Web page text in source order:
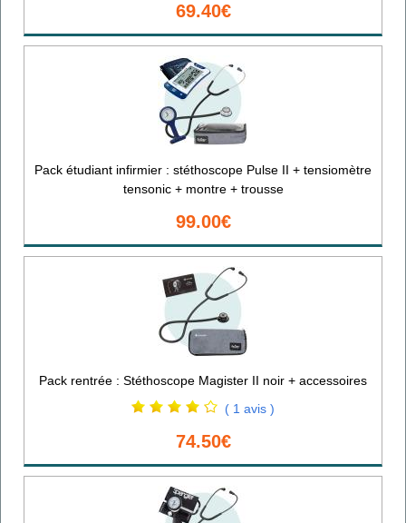
69.40€
Pack étudiant infirmier : stéthoscope Pulse II + tensiomètre
tensonic + montre + trousse
99.00€
Pack rentrée : Stéthoscope Magister II noir + accessoires
( 1 avis )
74.50€